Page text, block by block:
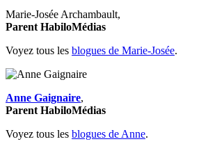
Marie-Josée Archambault,
Parent HabiloMédias
Voyez tous les blogues de Marie-Josée.
Anne Gaignaire,
Parent HabiloMédias
Voyez tous les blogues de Anne.